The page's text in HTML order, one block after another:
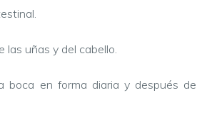
las uñas y del cabello.
boca en forma diaria y después de